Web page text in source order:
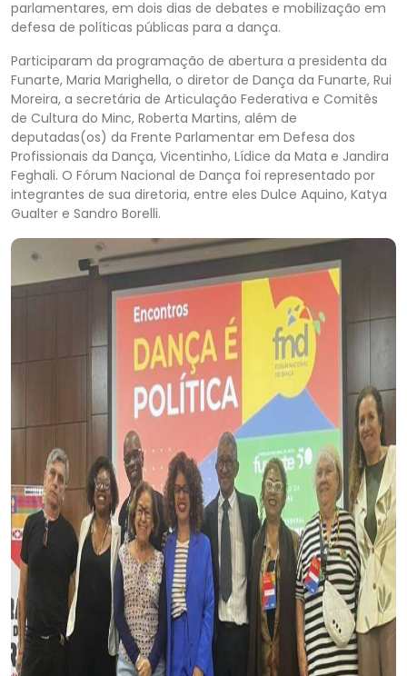
parlamentares, em dois dias de debates e mobilização em
defesa de políticas públicas para a dança.
Participaram da programação de abertura a presidenta da
Funarte, Maria Marighella, o diretor de Dança da Funarte, Rui
Moreira, a secretária de Articulação Federativa e Comitês
de Cultura do Minc, Roberta Martins, além de
deputadas(os) da Frente Parlamentar em Defesa dos
Profissionais da Dança, Vicentinho, Lídice da Mata e Jandira
Feghali. O Fórum Nacional de Dança foi representado por
integrantes de sua diretoria, entre eles Dulce Aquino, Katya
Gualter e Sandro Borelli.